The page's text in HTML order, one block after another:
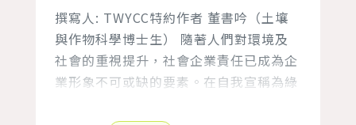
撰寫人: TWYCC特約作者 董書吟（土壤
與作物科學博士生） 隨著人們對環境及
社會的重視提升，社會企業責任已成為企
業形象不可或缺的要素。在自我宣稱為綠